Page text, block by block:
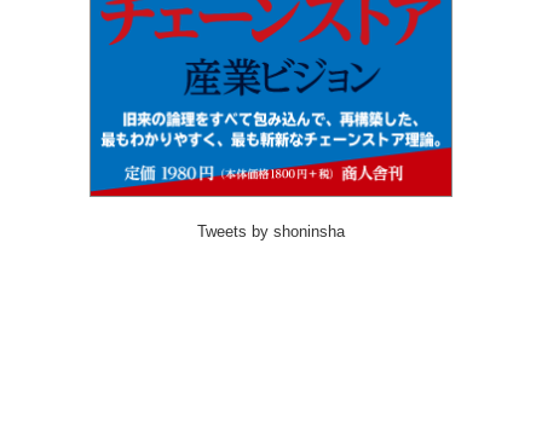
Tweets by shoninsha